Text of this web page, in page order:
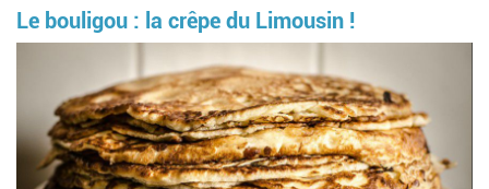
Le bouligou : la crêpe du Limousin !